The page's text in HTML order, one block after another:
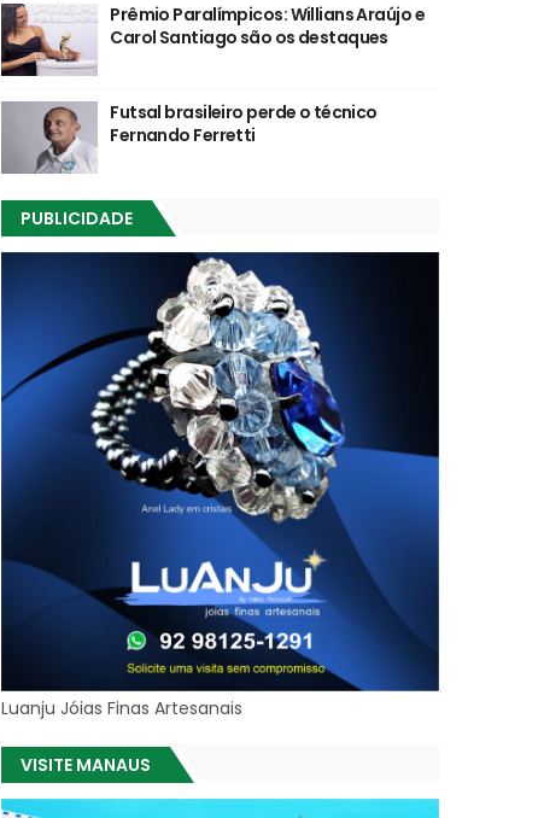
Prêmio Paralímpicos: Willians Araújo e
Carol Santiago são os destaques
Futsal brasileiro perde o técnico
Fernando Ferretti
PUBLICIDADE
Luanju Jóias Finas Artesanais
VISITE MANAUS